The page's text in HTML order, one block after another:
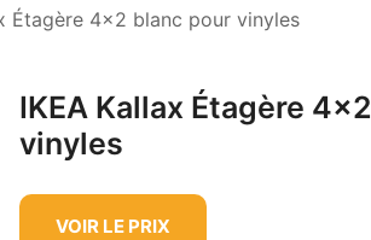
Étagère 4×2 blanc pour vinyles
IKEA Kallax Étagère
vinyles
VOIR LE PRIX